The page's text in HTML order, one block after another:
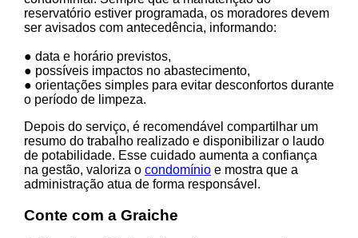
reservatório estiver programada, os moradores devem
ser avisados com antecedência, informando:
● data e horário previstos,
● possíveis impactos no abastecimento,
● orientações simples para evitar desconfortos durante
o período de limpeza.
Depois do serviço, é recomendável compartilhar um
resumo do trabalho realizado e disponibilizar o laudo
de potabilidade. Esse cuidado aumenta a confiança
na gestão, valoriza o condomínio e mostra que a
administração atua de forma responsável.
Conte com a Graiche